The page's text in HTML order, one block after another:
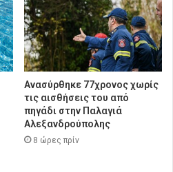
Ανασύρθηκε 77χρονος χωρίς
τις αισθήσεις του από
πηγάδι στην Παλαγιά
Αλεξανδρούπολης
8 ώρες πρίν